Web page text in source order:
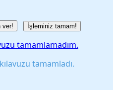
ver! İşleminiz tamam!
tamamlamadım.
tamamladı.